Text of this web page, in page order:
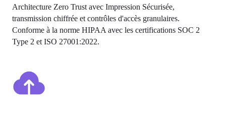
Architecture Zero Trust avec Impression Sécurisée,
transmission chiffrée et contrôles d'accès granulaires.
Conforme à la norme HIPAA avec les certifications SOC 2
Type 2 et ISO 27001:2022.